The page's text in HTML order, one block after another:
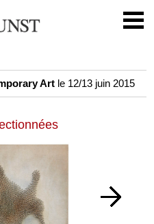
Artle 12/13 juin 2015